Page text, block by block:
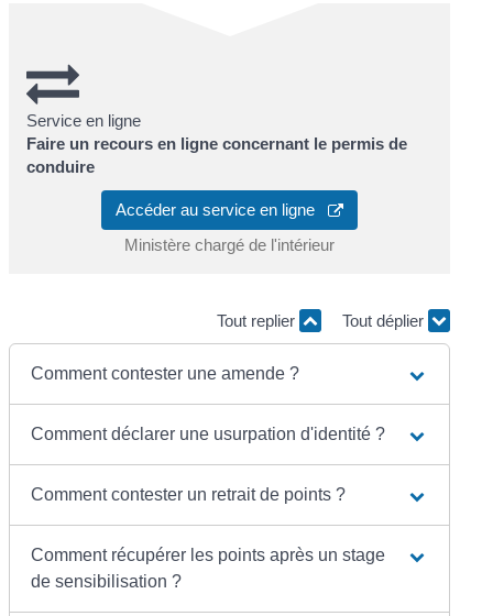
Service en ligne
Faire un recours en ligne concernant le permis de
conduire
Accéder au service en ligne
Ministère chargé de l'intérieur
Tout replier Tout déplier
Comment contester une amende ?
Comment déclarer une usurpation d'identité ?
Comment contester un retrait de points ?
Comment récupérer les points après un stage
de sensibilisation ?